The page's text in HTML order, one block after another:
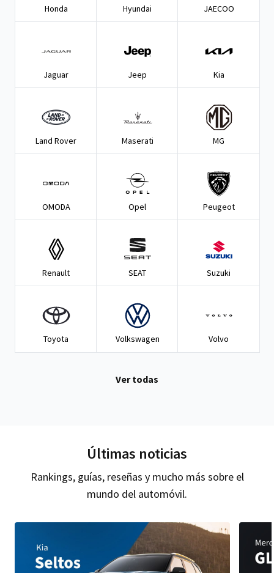
Honda Hyundai JAECOO
Jaguar Jeep Kia
Land Rover Maserati MG
OMODA Opel Peugeot
Renault SEAT Suzuki
Toyota Volkswagen Volvo
Ver todas
Últimas noticias
Rankings, guías, reseñas y mucho más sobre el
mundo del automóvil.